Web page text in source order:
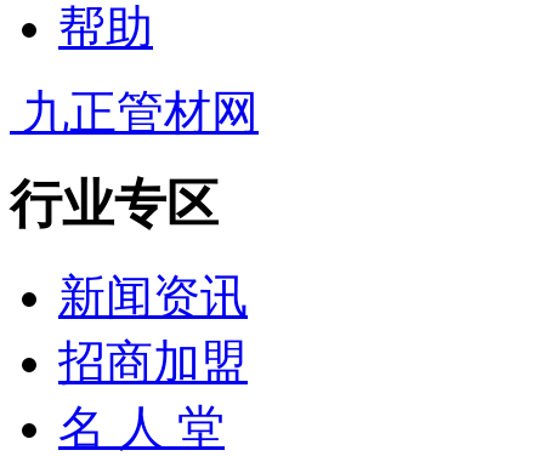
帮助
九正管材网
行业专区
新闻资讯
招商加盟
名 人 堂